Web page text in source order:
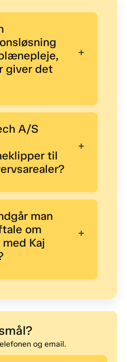
giver det
+
A/S
til
+
man
om
Kaj
+
og email.